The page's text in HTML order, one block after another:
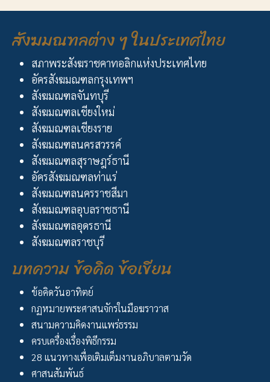
สังฆมณฑลต่าง ๆ ในประเทศไทย
สภาพระสังฆราชคาทอลิกแห่งประเทศไทย
อัครสังฆมณฑลกรุงเทพฯ
สังฆมณฑลจันทบุรี
สังฆมณฑลเชียงใหม่
สังฆมณฑลเชียงราย
สังฆมณฑลนครสวรรค์
สังฆมณฑลสุราษฎร์ธานี
อัครสังฆมณฑลท่าแร่
สังฆมณฑลนครราชสีมา
สังฆมณฑลอุบลราชธานี
สังฆมณฑลอุดรธานี
สังฆมณฑลราชบุรี
บทความ ข้อคิด ข้อเขียน
ข้อคิดวันอาทิตย์
กฏหมายพระศาสนจักรในมือฆราวาส
สนามความคิดงานแพร่ธรรม
ครบเครื่องเรื่องพิธีกรรม
28 แนวทางเพื่อเติมเต็มงานอภิบาลตามวัด
ศาสนสัมพันธ์